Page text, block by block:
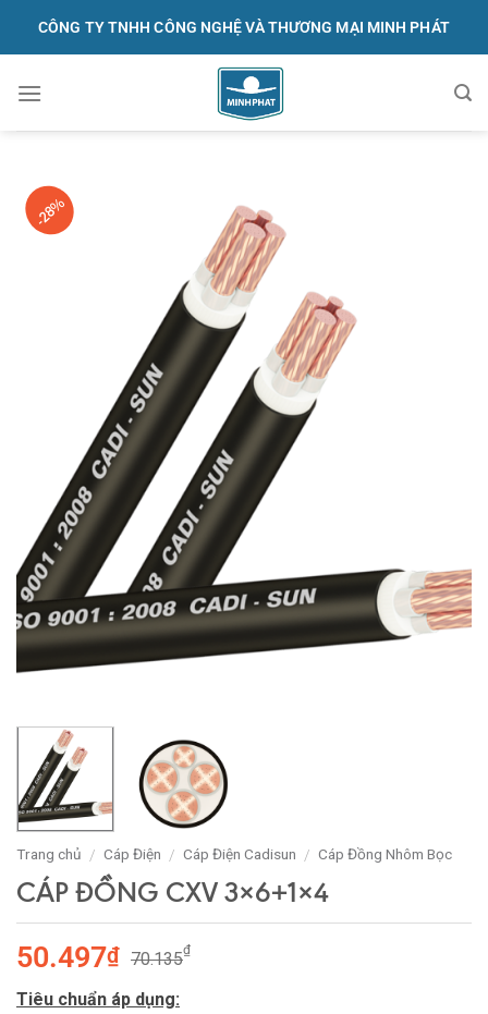
CÔNG TY TNHH CÔNG NGHỆ VÀ THƯƠNG MẠI MINH PHÁT
-28%
Trang chủ / Cáp Điện / Cáp Điện Cadisun / Cáp Đồng Nhôm Bọc
CÁP ĐỒNG CXV 3×6+1×4
70.135₫
50.497₫
Tiêu chuẩn áp dụng:
091.570.1368